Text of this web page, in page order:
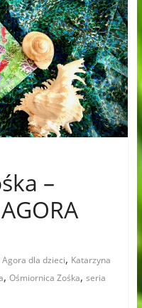
–
Agora dla dzieci, Katarzyna
, Ośmiornica Zośka, seria